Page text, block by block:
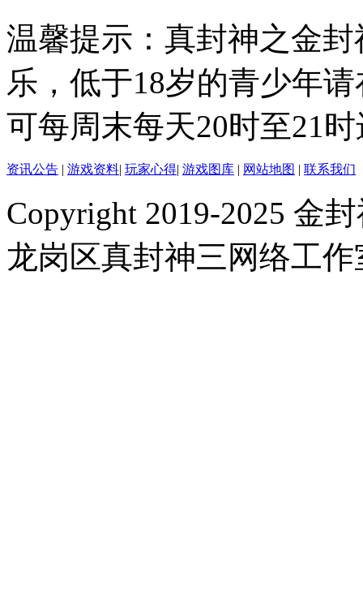
温馨提示：真封神之金
乐，低于18岁的青少年
可每周末每天20时至21
资讯公告 | 游戏资料| 玩家心得| 游戏图库 | 网站地图 | 联系我们
Copyright 2019-2025 金
龙岗区真封神三网络工